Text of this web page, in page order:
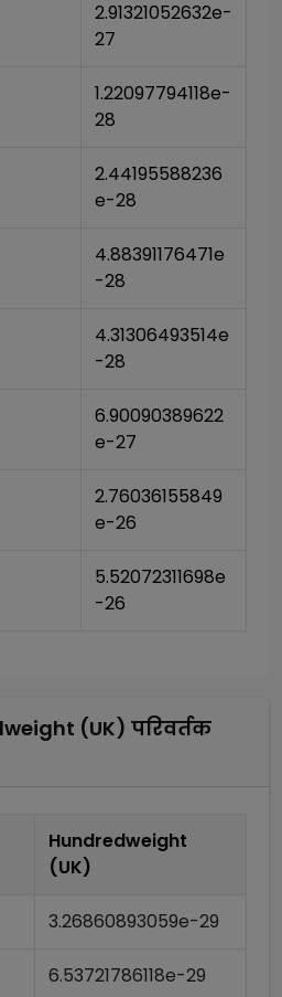
2.91321052632e-
27
1.22097794118e-
28
2.44195588236
e-28
4.88391176471e
-28
4.31306493514e
-28
6.90090389622
e-27
2.76036155849
e-26
5.52072311698e
-26
(UK) परिवर्तक
Hundredweight
(UK)
3.26860893059e-29
6.53721786118e-29